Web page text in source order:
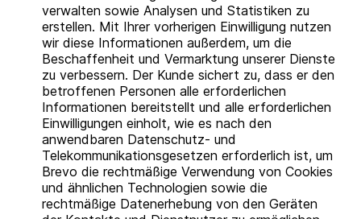
verwalten sowie Analysen und Statistiken zu
erstellen. Mit Ihrer vorherigen Einwilligung nutzen
wir diese Informationen außerdem, um die
Beschaffenheit und Vermarktung unserer Dienste
zu verbessern. Der Kunde sichert zu, dass er den
betroffenen Personen alle erforderlichen
Informationen bereitstellt und alle erforderlichen
Einwilligungen einholt, wie es nach den
anwendbaren Datenschutz- und
Telekommunikationsgesetzen erforderlich ist, um
Brevo die rechtmäßige Verwendung von Cookies
und ähnlichen Technologien sowie die
rechtmäßige Datenerhebung von den Geräten